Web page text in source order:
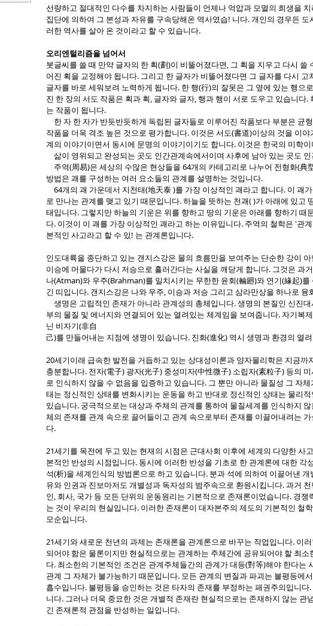
선량하고 절대적인 다수를 차지하는 사람들이 언제나 억압과 모멸의 희생을
집단에 의하여 그 본성과 자유를 구속당해온 역사였습! 니다. 개인의 경우든
러한 역사를 살아 온 것이라고 할 수 있습니다.
오리엔털리즘을 넘어서
붓글씨를 쓸 때 만약 글자의 한 획(劃)이 비뚤어졌다면, 그 획을 지우고 다시
어진 획을 교정해야 됩니다. 그리고 한 글자가 비뚤어졌다면 그 글자를 다시
글자를 바로 세워보려 노력하게 됩니다. 한 행(行)의 잘못은 그 옆에 있는 행으
진 한 장의 서도 작품은 획과 획, 글자와 글자, 행과 행이 서로 도우고 있습니다
는 작품이 됩니다.
한 자 한 자가 반듯반듯하게 독립된 글자들로 이루어진 작품보다 부분은 균
작품을 더욱 격조 높은 것으로 평가합니다. 이것은 서도(書道)이상의 것을 이
계의 이야기이면서 동시에 문명의 이야기이기도 합니다. 이것은 한국의 미학
삶이 영위되고 완성되는 곳도 인간관계속에서이며 사후에 남아 있는 곳도
주역(周易)은 세상의 수많은 현상들을 64개의 카테고리로 나누어 전형화(典
방법은 괘를 구성하는 여러 요소들의 관계를 설명하는 것입니다.
64개의 괘 가운데서 지천태(地天泰 )를 가장 이상적인 괘라고 합니다. 이 괘
로 만나는 관계를 맺고 있기 때문입니다. 하늘을 뜻하는 천괘( )가 아래에 있고
태입니다. 그렇지만 하늘의 기운은 위를 향하고 땅의 기운은 아래를 향하기 때
다. 이것이 이 괘를 가장 이상적인 괘라고 하는 이유입니다. 주역의 철학은 '관
본적인 사고라고 할 수 있! 는 관계론입니다.
인도대륙을 종단하고 있는 갠지스강은 물의 흐름만을 보여주는 단순한 강이
이승에 머물다가 다시 저승으로 흘러간다는 사실을 깨닫게 합니다. 그것은 과
나(Atman)와 우주(Brahman)를 일치시키는 무한한 윤회(輪廻)와 연기(緣起)
긴 띠입니다. 갠지스강은 나와 우주, 이승과 저승 그리고 삼라만상을 하나로
생명은 고립적인 존재가 아니라 관계성의 총체입니다. 생명의 본질인 신진
부의 물질 및 에너지와 연결되어 있는 열려있는 체계임을 보여줍니다. 자기복
닌 비자기(非自
己)를 만들어내는 지점에 생명이 있습니다. 진화(進化) 역시 생명과 환경의 열
20세기이래 급속한 발전을 거듭하고 있는 상대성이론과 양자물리학은 지금
충분합니다. 전자(電子) 광자(光子) 중성미자(中性微子) 소립자(素粒子) 등의
로 인식하지 않을 수 없음을 입증하고 있습니다. 그 뿐만 아니라 물질성 그 자
태는 정신적인 상태를 변화시키는 운동을 하고 반대로 정신적인 상태는 물리
있습니다. 궁극적으로는 대상과 주체의 관계를 통하여 물질세계를 인식하지
체의 존재를 관계 속으로 끌어들이고 관계 속으로부터 존재를 이끌어내려는
다.
21세기를 목전에 두고 있는 현재의 시점은 근대사회 이후에 세계의 다양한 사
본적인 반성의 시점입니다. 동시에 이러한 반성을 기초로 한 관계론에 대한 각
석(析)을 세계인식의 방법론으로 하고 있습니다. 분과 석에 의하여 이끌어낸
유와 인권과 진보마저도 개별성과 독자성의 범주속으로 환원시킵니다. 과거
인, 회사, 국가 등 모든 단위의 운동원리는 기본적으로 존재론이었습니다. 경쟁
는 것이 우리의 현실입니다. 이러한 존재론이 대자본주의 제도의 기본적인 철
모순입니다.
21세기와 새로운 천년의 과제는 존재론을 관계론으로 바꾸는 작업입니다. 이
되어야 함은 물론이지만 현실적으로는 관계하는 주체간에 공유되어야 할 최
다. 최소한의 기본적인 조건은 관계주체들간의 관계가 대등(對等)해야 한다는
관계 그 자체가 불가능하기 때문입니다. 모든 관계의 변질과 파괴는 불평등에
흡수입니다. 불평등을 승인하는 것은 타자의 존재를 부정하는 패권주의입니
니다. 그러나 더욱 중요한 것은 개별적 존재란 현실적으로는 존재하지 않는
긴 존재론적 관점을 반성하는 일입니다.